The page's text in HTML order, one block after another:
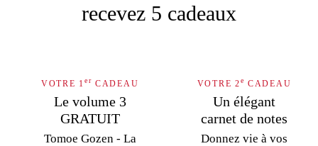
recevez 5 cadeaux
VOTRE 1er CADEAU
Le volume 3
GRATUIT
Tomoe Gozen - La
VOTRE 2e CADEAU
Un élégant
carnet de notes
Donnez vie à vos